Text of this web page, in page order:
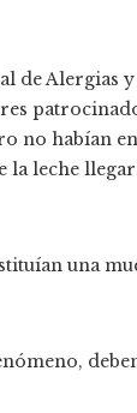
de Alergias
no habían
la leche
una